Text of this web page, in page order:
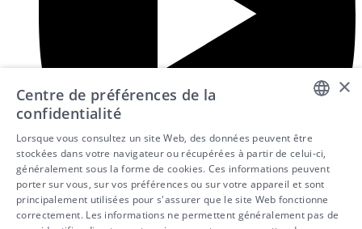
FRENCH
ENGLISH
×
Centre de préférences de la
confidentialité
Lorsque vous consultez un site Web, des données peuvent être
stockées dans votre navigateur ou récupérées à partir de celui-ci,
généralement sous la forme de cookies. Ces informations peuvent
porter sur vous, sur vos préférences ou sur votre appareil et sont
principalement utilisées pour s'assurer que le site Web fonctionne
correctement. Les informations ne permettent généralement pas de